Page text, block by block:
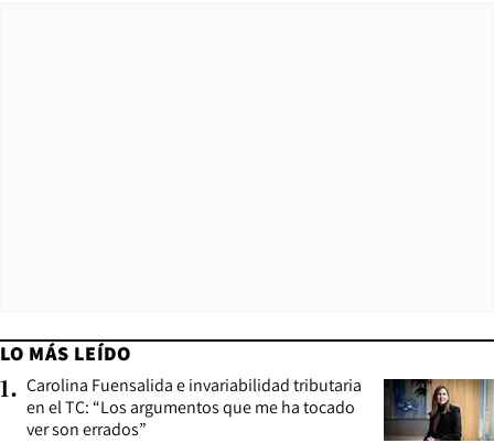
LO MÁS LEÍDO
1. Carolina Fuensalida e invariabilidad tributaria
en el TC: “Los argumentos que me ha tocado
ver son errados”